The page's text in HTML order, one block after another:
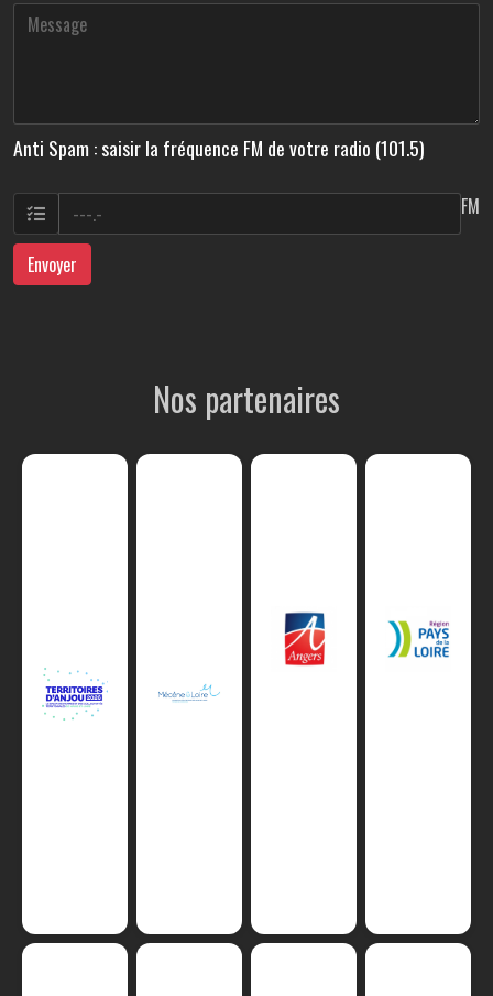
Anti Spam : saisir la fréquence FM de votre radio (101.5)
FM
Envoyer
Nos partenaires